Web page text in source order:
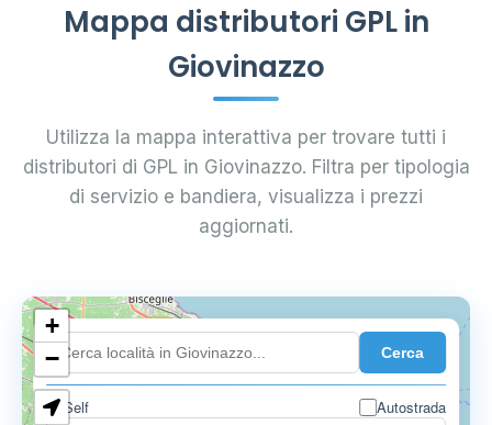
Mappa distributori GPL in
Giovinazzo
Utilizza la mappa interattiva per trovare tutti i
distributori di GPL in Giovinazzo. Filtra per tipologia
di servizio e bandiera, visualizza i prezzi
aggiornati.
Cerca
Self
Autostrada
4
+
−